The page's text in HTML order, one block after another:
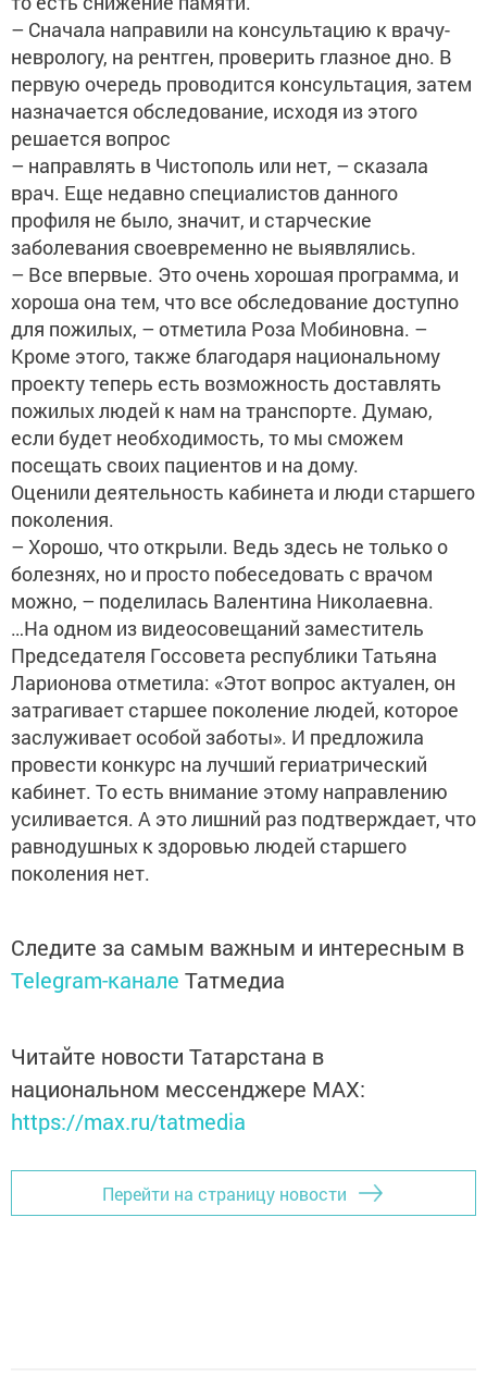
– Сначала направили на консультацию к врачу-
неврологу, на рентген, проверить глазное дно. В
первую очередь проводится консультация, затем
назначается обследование, исходя из этого
решается вопрос
– направлять в Чистополь или нет, – сказала
врач. Еще недавно специалистов данного
профиля не было, значит, и старческие
заболевания своевременно не выявлялись.
– Все впервые. Это очень хорошая программа, и
хороша она тем, что все обследование доступно
для пожилых, – отметила Роза Мобиновна. –
Кроме этого, также благодаря национальному
проекту теперь есть возможность доставлять
пожилых людей к нам на транспорте. Думаю,
если будет необходимость, то мы сможем
посещать своих пациентов и на дому.
Оценили деятельность кабинета и люди старшего
поколения.
– Хорошо, что открыли. Ведь здесь не только о
болезнях, но и просто побеседовать с врачом
можно, – поделилась Валентина Николаевна.
…На одном из видеосовещаний заместитель
Председателя Госсовета республики Татьяна
Ларионова отметила: «Этот вопрос актуален, он
затрагивает старшее поколение людей, которое
заслуживает особой заботы». И предложила
провести конкурс на лучший гериатрический
кабинет. То есть внимание этому направлению
усиливается. А это лишний раз подтверждает, что
равнодушных к здоровью людей старшего
поколения нет.
Следите за самым важным и интересным в
Telegram-канале Татмедиа
Читайте новости Татарстана в
национальном мессенджере MАХ:
https://max.ru/tatmedia
Перейти на страницу новости